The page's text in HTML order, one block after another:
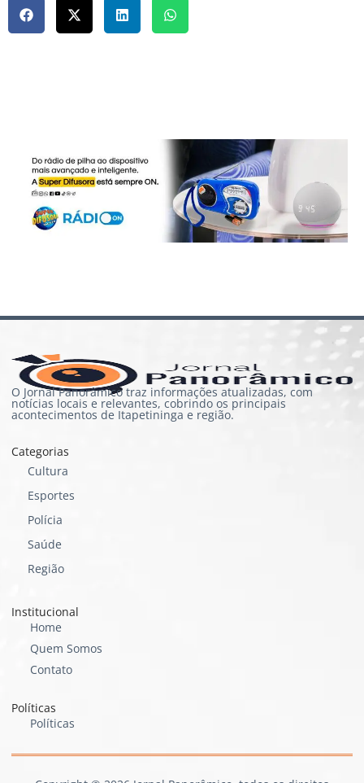
O Jornal Panorâmico traz informações atualizadas, com
notícias locais e relevantes, cobrindo os principais
acontecimentos de Itapetininga e região.
Categorias
Cultura
Esportes
Polícia
Saúde
Região
Institucional
Home
Quem Somos
Contato
Políticas
Políticas